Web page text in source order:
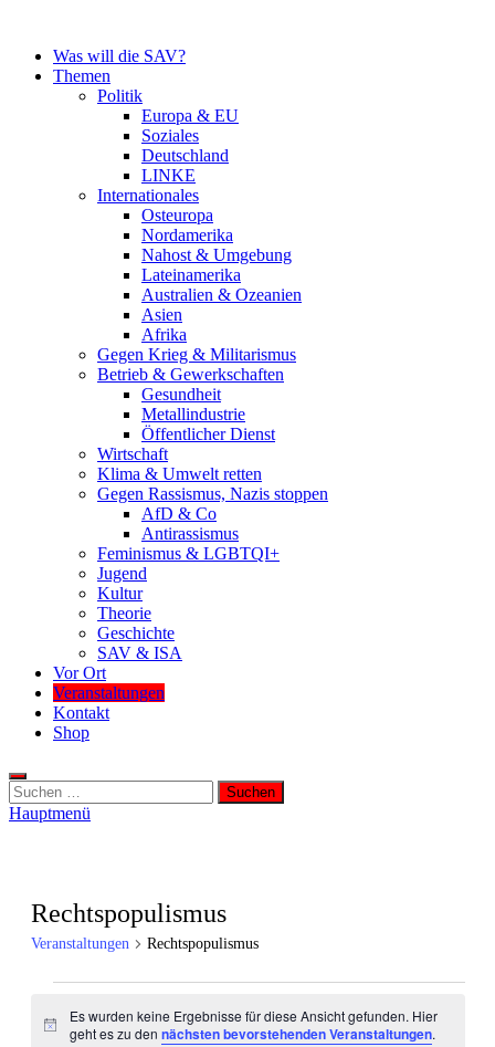
springenWas will die SAV?
Themen
Politik
Europa & EU
Soziales
Deutschland
LINKE
Internationales
Osteuropa
Nordamerika
Nahost & Umgebung
Lateinamerika
Australien & Ozeanien
Asien
Afrika
Gegen Krieg & Militarismus
Betrieb & Gewerkschaften
Gesundheit
Metallindustrie
Öffentlicher Dienst
Wirtschaft
Klima & Umwelt retten
Gegen Rassismus, Nazis stoppen
AfD & Co
Antirassismus
Feminismus & LGBTQI+
Jugend
Kultur
Theorie
Geschichte
SAV & ISA
Vor Ort
Veranstaltungen
Kontakt
Shop
Suchen
nach:
Hauptmenü
Rechtspopulismus
Veranstaltungen Rechtspopulismus
Hinweis
Es wurden keine Ergebnisse für diese Ansicht gefunden. Hier
geht es zu den nächsten bevorstehenden Veranstaltungen.